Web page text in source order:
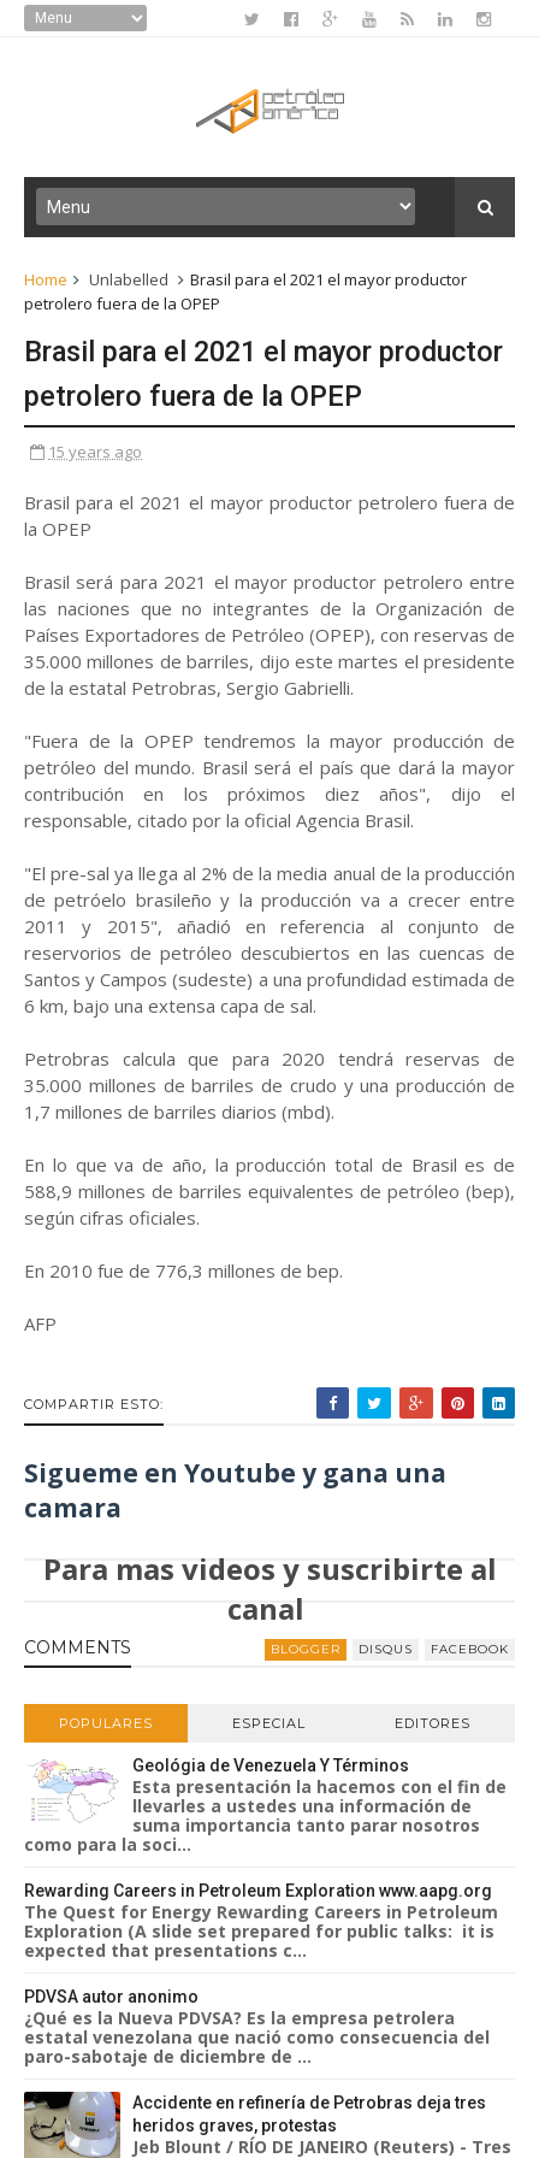
Home Unlabelled
Brasil para el 2021 el mayor productor
petrolero fuera de la OPEP
Brasil para el 2021 el mayor productor
petrolero fuera de la OPEP
15 years ago
Brasil para el 2021 el mayor productor petrolero fuera de
la OPEP
Brasil será para 2021 el mayor productor petrolero entre
las naciones que no integrantes de la Organización de
Países Exportadores de Petróleo (OPEP), con reservas de
35.000 millones de barriles, dijo este martes el presidente
de la estatal Petrobras, Sergio Gabrielli.
"Fuera de la OPEP tendremos la mayor producción de
petróleo del mundo. Brasil será el país que dará la mayor
contribución en los próximos diez años", dijo el
responsable, citado por la oficial Agencia Brasil.
"El pre-sal ya llega al 2% de la media anual de la producción
de petróelo brasileño y la producción va a crecer entre
2011 y 2015", añadió en referencia al conjunto de
reservorios de petróleo descubiertos en las cuencas de
Santos y Campos (sudeste) a una profundidad estimada de
6 km, bajo una extensa capa de sal.
Petrobras calcula que para 2020 tendrá reservas de
35.000 millones de barriles de crudo y una producción de
1,7 millones de barriles diarios (mbd).
En lo que va de año, la producción total de Brasil es de
588,9 millones de barriles equivalentes de petróleo (bep),
según cifras oficiales.
En 2010 fue de 776,3 millones de bep.
AFP
COMPARTIR ESTO:
Sigueme en Youtube y gana una
camara
Para mas videos y suscribirte al
canal
Sigueme en Youtube
COMMENTS BLOGGER DISQUS FACEBOOK
POPULARES ESPECIAL EDITORES
Geológia de Venezuela Y Términos
Esta presentación la hacemos con el fin de
llevarles a ustedes una información de
suma importancia tanto parar nosotros
como para la soci...
Rewarding Careers in Petroleum Exploration www.aapg.org
The Quest for Energy Rewarding Careers in Petroleum
Exploration (A slide set prepared for public talks: it is
expected that presentations c...
PDVSA autor anonimo
¿Qué es la Nueva PDVSA? Es la empresa petrolera
estatal venezolana que nació como consecuencia del
paro-sabotaje de diciembre de ...
Accidente en refinería de Petrobras deja tres
heridos graves, protestas
Jeb Blount / RÍO DE JANEIRO (Reuters) - Tres